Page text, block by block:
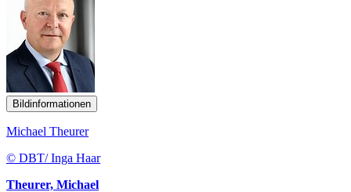
Bildinformationen
Michael Theurer
© DBT/ Inga Haar
Theurer, Michael